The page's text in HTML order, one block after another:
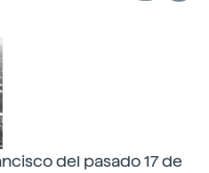
del pasado 17 de